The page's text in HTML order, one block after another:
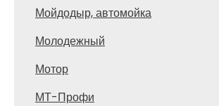
Мойдодыр, автомойка
Молодежный
Мотор
МТ-Профи